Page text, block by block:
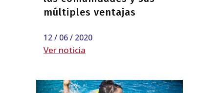
múltiples ventajas
12 / 06 / 2020
Ver noticia